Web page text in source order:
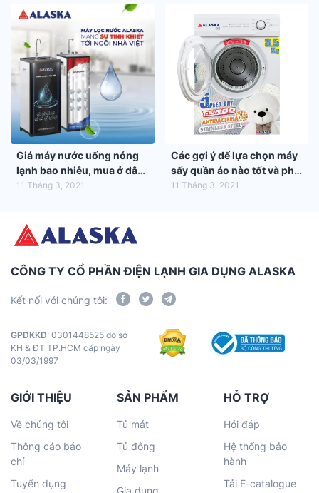
Giá máy nước uống nóng
lạnh bao nhiêu, mua ở đâu
tốt nhất?
11 Tháng 3, 2021
Các gợi ý để lựa chọn máy
sấy quần áo nào tốt và phù
hợp nhất với gia đình bạn
11 Tháng 3, 2021
CÔNG TY CỔ PHẦN ĐIỆN LẠNH GIA DỤNG ALASKA
Kết nối với chúng tôi:
GPDKKD: 0301448525 do sở
KH & ĐT TP.HCM cấp ngày
03/03/1997
GIỚI THIỆU
Về chúng tôi
Thông cáo báo
chí
Tuyển dụng
SẢN PHẨM
Tủ mát
Tủ đông
Máy lạnh
HỖ TRỢ
Hỏi đáp
Hệ thống bảo
hành
Tải E-catalogue